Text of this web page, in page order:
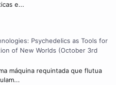
e...
Psychedelics as Tools for
of New Worlds (October 3rd
máquina requintada que flutua